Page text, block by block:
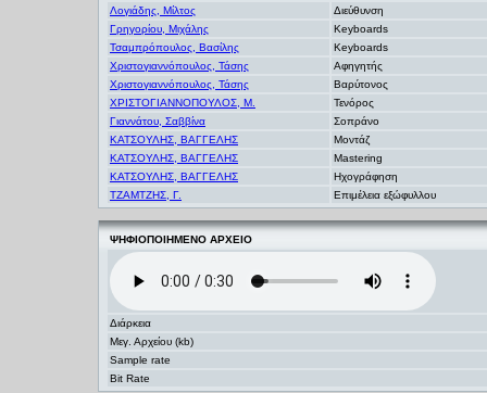
Λογιάδης, Μίλτος
Διεύθυνση
Γρηγορίου, Μιχάλης
Keyboards
Τσαμπρόπουλος, Βασίλης
Keyboards
Χριστογιαννόπουλος, Τάσης
Αφηγητής
Χριστογιαννόπουλος, Τάσης
Βαρύτονος
ΧΡΙΣΤΟΓΙΑΝΝΟΠΟΥΛΟΣ, Μ.
Τενόρος
Γιαννάτου, Σαββίνα
Σοπράνο
ΚΑΤΣΟΥΛΗΣ, ΒΑΓΓΕΛΗΣ
Μοντάζ
ΚΑΤΣΟΥΛΗΣ, ΒΑΓΓΕΛΗΣ
Mastering
ΚΑΤΣΟΥΛΗΣ, ΒΑΓΓΕΛΗΣ
Ηχογράφηση
ΤΖΑΜΤΖΗΣ, Γ.
Επιμέλεια εξώφυλλου
ΨΗΦΙΟΠΟΙΗΜΕΝΟ ΑΡΧΕΙΟ
Διάρκεια
Μεγ. Αρχείου (kb)
Sample rate
Bit Rate